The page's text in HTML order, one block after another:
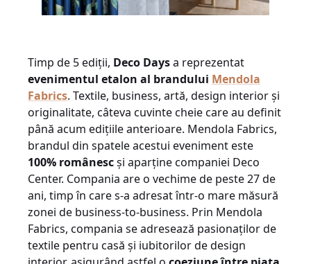
Timp de 5 ediții, Deco Daysa reprezentat
evenimentul etalon al brandului Mendola
Fabrics. Textile, business, artă, design interior și
originalitate, câteva cuvinte cheie care au definit
până acum edițiile anterioare. Mendola Fabrics,
brandul din spatele acestui eveniment este
100% românescși aparține companiei Deco
Center. Compania are o vechime de peste 27 de
ani, timp în care s-a adresat într-o mare măsură
zonei de business-to-business. Prin Mendola
Fabrics, compania se adresează pasionaților de
textile pentru casă și iubitorilor de design